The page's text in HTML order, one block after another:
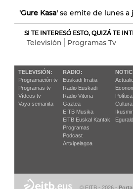
'Gure Kasa' se emite de lunes a
SI TE INTERESÓ ESTO, QUIZÁ TE
Televisión Programas Tv
TELEVISIÓN:
Programación tv
Programas tv
Vídeos tv
Vaya semanita
RADIO:
Euskadi Irratia
Radio Euskadi
Radio Vitoria
Gaztea
EITB Musika
EiTB Euskal Kantak
Programas
Podcast
Artxipelagoa
Política
Cultura
© EITB - 2026 -